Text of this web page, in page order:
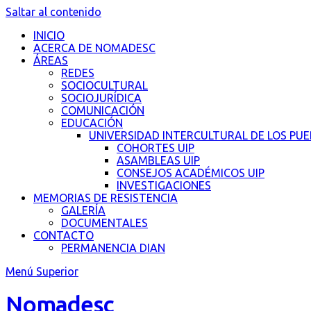
Saltar al contenido
INICIO
ACERCA DE NOMADESC
ÁREAS
REDES
SOCIOCULTURAL
SOCIOJURÍDICA
COMUNICACIÓN
EDUCACIÓN
UNIVERSIDAD INTERCULTURAL DE LOS
COHORTES UIP
ASAMBLEAS UIP
CONSEJOS ACADÉMICOS UIP
INVESTIGACIONES
MEMORIAS DE RESISTENCIA
GALERÍA
DOCUMENTALES
CONTACTO
PERMANENCIA DIAN
Menú Superior
Nomadesc